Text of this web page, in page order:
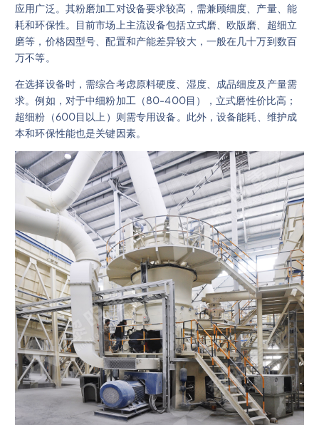
应用广泛。其粉磨加工对设备要求较高，需兼顾细度、产量、能
耗和环保性。目前市场上主流设备包括立式磨、欧版磨、超细立
磨等，价格因型号、配置和产能差异较大，一般在几十万到数百
万不等。
在选择设备时，需综合考虑原料硬度、湿度、成品细度及产量需
求。例如，对于中细粉加工（80-400目），立式磨性价比高；
超细粉（600目以上）则需专用设备。此外，设备能耗、维护成
本和环保性能也是关键因素。